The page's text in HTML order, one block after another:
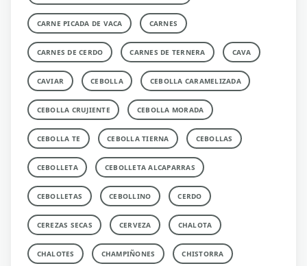
CARNE PICADA DE VACA CARNES
CARNES DE CERDO CARNES DE TERNERA CAVA
CAVIAR CEBOLLA CEBOLLA CARAMELIZADA
CEBOLLA CRUJIENTE CEBOLLA MORADA
CEBOLLA TE CEBOLLA TIERNA CEBOLLAS
CEBOLLETA CEBOLLETA ALCAPARRAS
CEBOLLETAS CEBOLLINO CERDO
CEREZAS SECAS CERVEZA CHALOTA
CHALOTES CHAMPIÑONES CHISTORRA